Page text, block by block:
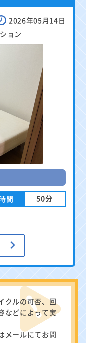
2026年05月14日
ョン
間 50分
クルの可否、回
などによって実
メールにてお問